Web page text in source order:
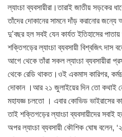
ল্যাংচা ব্যবসায়ীরা।তারাই জাতীয় সড়কের
তাঁদের দোকানের সামনে দাঁড় করানোর
দু’বছর হল সবই যেন কার্যত ইতিহাসের
শক্তিগড়ের ল্যাংচা ব্যবসায়ী বিশ্বজিৎ
আগে থেকে তাঁরা সকল ল্যাংচা
থেকে রেডি থাকত।ওই একমাস কারিগর,
দোকান ।আর ২১ জুলাইয়ের দিন তো কথাই
মহাযজ্ঞ চলতো । এবার কোভিড ভাইরাসের
তাই শক্তিগড়ের ল্যাংচা ব্যবসায়ীদের সবাই
অপর ল্যাংচা ব্যবসায়ী কৌশিক ঘোষ বলেন,